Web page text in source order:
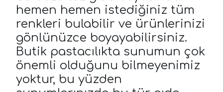
hemen hemen istediğiniz tüm
renkleri bulabilir ve ürünlerinizi
gönlünüzce boyayabilirsiniz.
Butik pastacılıkta sunumun çok
önemli olduğunu bilmeyenimiz
yoktur, bu yüzden